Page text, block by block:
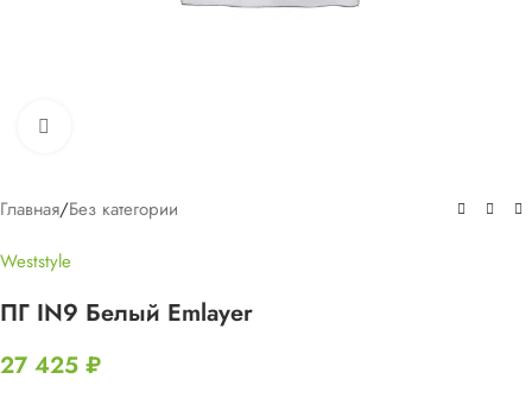
Главная/Без категории
Weststyle
ПГ IN9 Белый Emlayer
27 425 ₽